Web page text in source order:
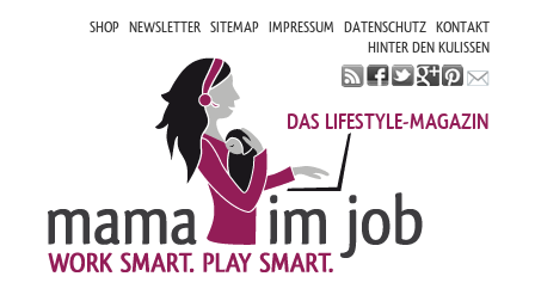
SHOP NEWSLETTER SITEMAP IMPRESSUM DATENSCHUTZ KONTAKT
HINTER DEN KULISSEN
DAS LIFESTYLE-MAGAZIN